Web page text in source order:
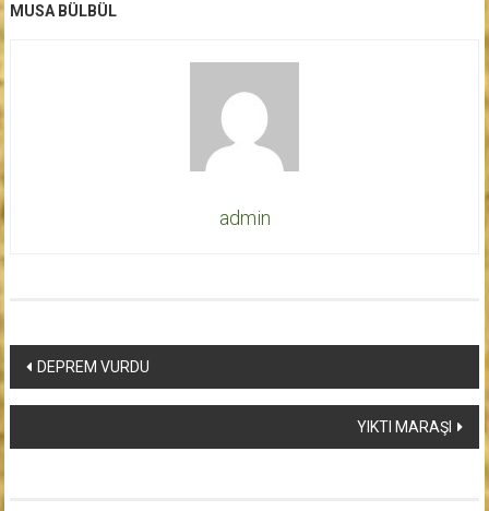
MUSA BÜLBÜL
admin
Yazı
dolaşımı
DEPREM VURDU
YIKTI MARAŞI